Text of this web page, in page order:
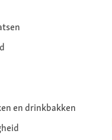
en drinkbakken